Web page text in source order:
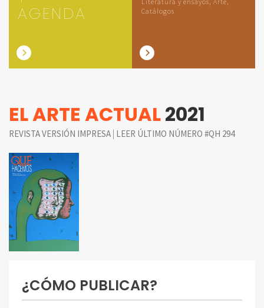
AGENDA
Catálogos
EL ARTE ACTUAL2021
REVISTA VERSIÓN IMPRESA | LEER ÚLTIMO NÚMERO #QH 294
¿CÓMO PUBLICAR?